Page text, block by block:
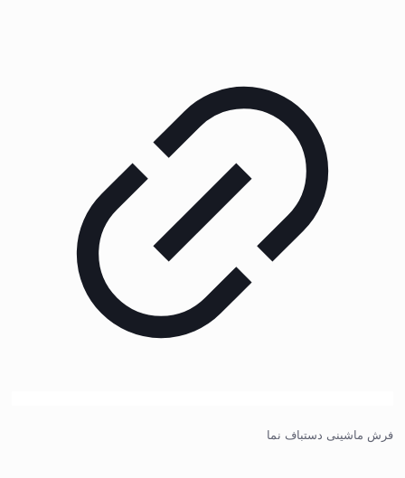
فرش ماشینی دستباف نما